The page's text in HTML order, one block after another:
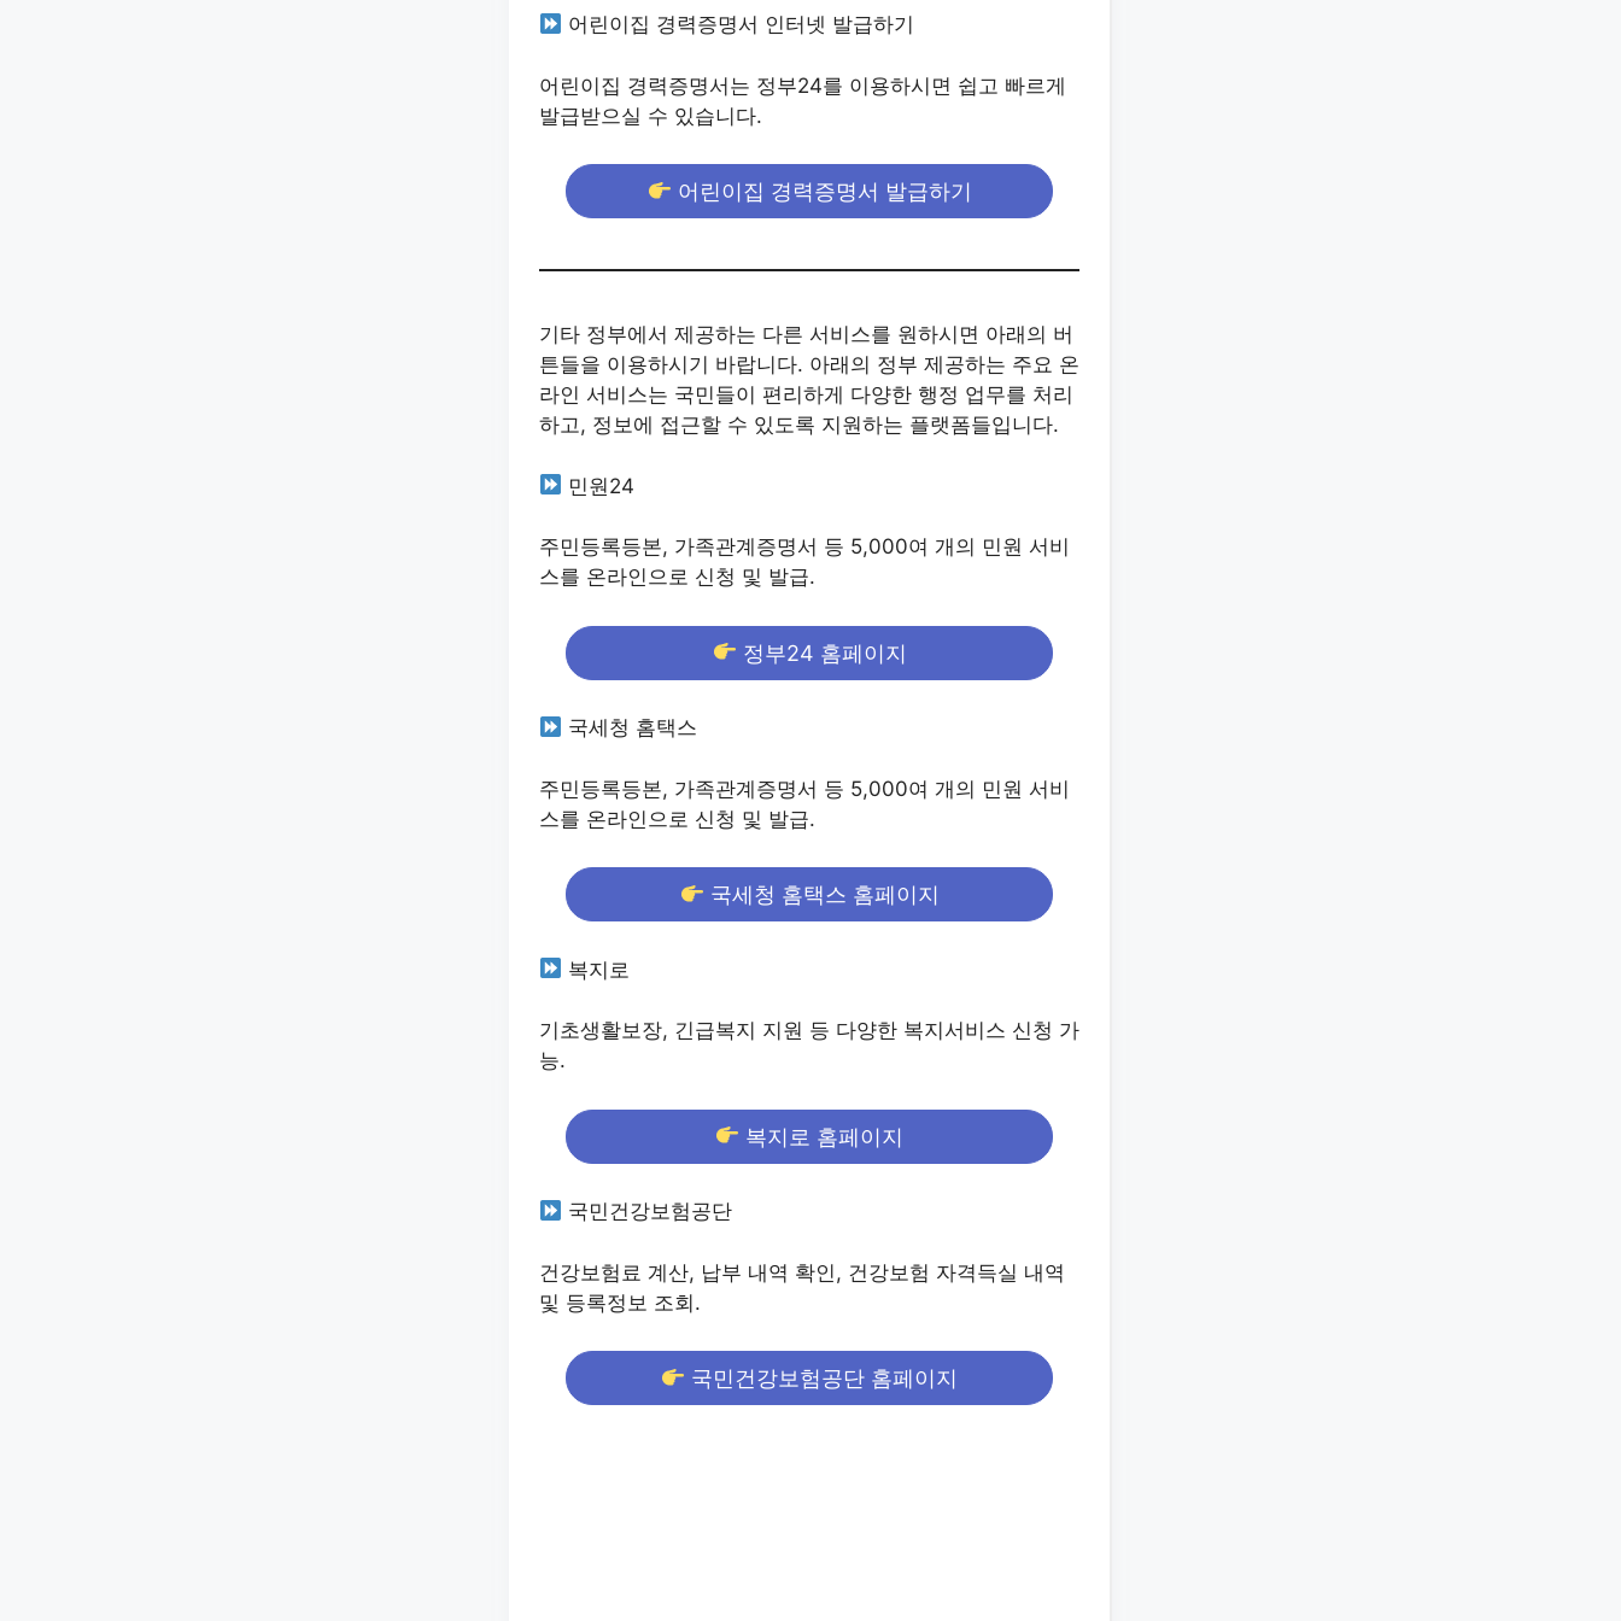
어린이집 경력증명서 인터넷 발급하기
어린이집 경력증명서는 정부24를 이용하시면 쉽고 빠르게
발급받으실 수 있습니다.
어린이집 경력증명서 발급하기
기타 정부에서 제공하는 다른 서비스를 원하시면 아래의 버
튼들을 이용하시기 바랍니다. 아래의 정부 제공하는 주요 온
라인 서비스는 국민들이 편리하게 다양한 행정 업무를 처리
하고, 정보에 접근할 수 있도록 지원하는 플랫폼들입니다.
민원24
주민등록등본, 가족관계증명서 등 5,000여 개의 민원 서비
스를 온라인으로 신청 및 발급.
정부24 홈페이지
국세청 홈택스
주민등록등본, 가족관계증명서 등 5,000여 개의 민원 서비
스를 온라인으로 신청 및 발급.
국세청 홈택스 홈페이지
복지로
기초생활보장, 긴급복지 지원 등 다양한 복지서비스 신청 가
능.
복지로 홈페이지
국민건강보험공단
건강보험료 계산, 납부 내역 확인, 건강보험 자격득실 내역
및 등록정보 조회.
국민건강보험공단 홈페이지